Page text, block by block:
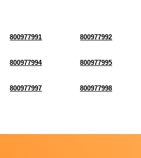
800977991 800977992
800977994 800977995
800977997 800977998